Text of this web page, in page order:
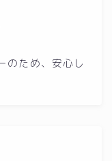
のため、安心し